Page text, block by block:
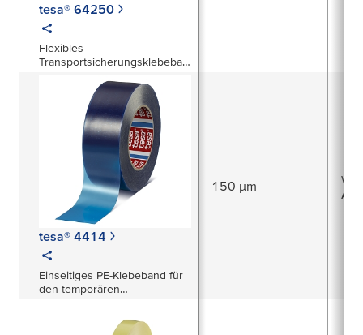
tesa® 64250
Flexibles
Transportsicherungsklebeban
tesa® 4414
Einseitiges PE-Klebeband für
den temporären
150 µm